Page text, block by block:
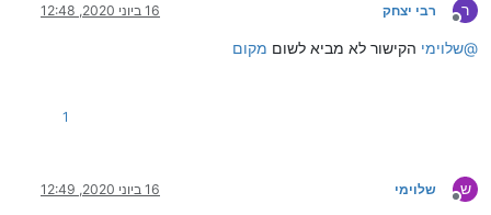
ר
מנותק
רבי יצחק 16 ביוני 2020, 12:48
@שלוימי הקישור לא מביא לשום מקום
1
ש
מנותק
שלוימי 16 ביוני 2020, 12:49